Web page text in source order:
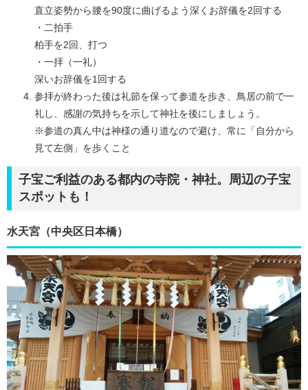
直立姿勢から腰を90度に曲げるよう深くお辞儀を2回する
・二拍手
柏手を2回、打つ
・一拝（一礼）
深いお辞儀を1回する
参拝が終わった後は礼節を保って参道を歩き、鳥居の前で一
礼し、感謝の気持ちを示して神社を後にしましょう。
※参道の真ん中は神様の通り道なので避け、常に「自分から
見て左側」を歩くこと
子宝ご利益のある都内の寺院・神社。周辺の子宝
スポットも！
水天宮（中央区日本橋）